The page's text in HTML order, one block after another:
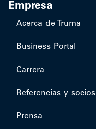
Empresa
Acerca de Truma
Business Portal
Carrera
Referencias y socios
Prensa